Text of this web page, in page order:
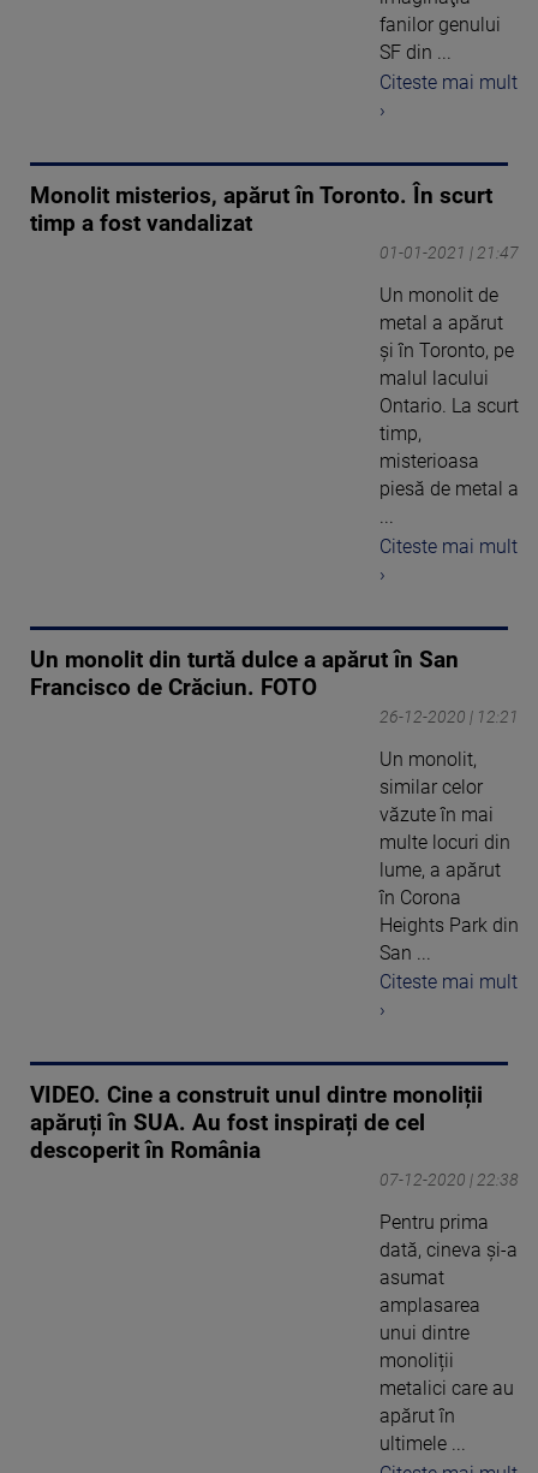
fanilor genului
SF din ...
Citeste mai mult
›
Monolit misterios, apărut în Toronto. În scurt
timp a fost vandalizat
01-01-2021 | 21:47
Un monolit de
metal a apărut
și în Toronto, pe
malul lacului
Ontario. La scurt
timp,
misterioasa
piesă de metal a
...
Citeste mai mult
›
Un monolit din turtă dulce a apărut în San
Francisco de Crăciun. FOTO
26-12-2020 | 12:21
Un monolit,
similar celor
văzute în mai
multe locuri din
lume, a apărut
în Corona
Heights Park din
San ...
Citeste mai mult
›
VIDEO. Cine a construit unul dintre monoliții
apăruți în SUA. Au fost inspirați de cel
descoperit în România
07-12-2020 | 22:38
Pentru prima
dată, cineva și-a
asumat
amplasarea
unui dintre
monoliții
metalici care au
apărut în
ultimele ...